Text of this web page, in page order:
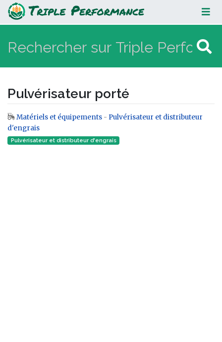
Pulvérisateur porté
Pulvérisateur porté
Aller à :navigation,rechercher
Matériels et équipements - Pulvérisateur et distributeur
d'engrais
Pulvérisateur et distributeur d'engrais